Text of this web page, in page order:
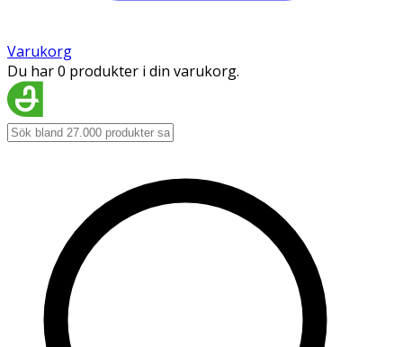
Varukorg
Du har 0 produkter i din varukorg.